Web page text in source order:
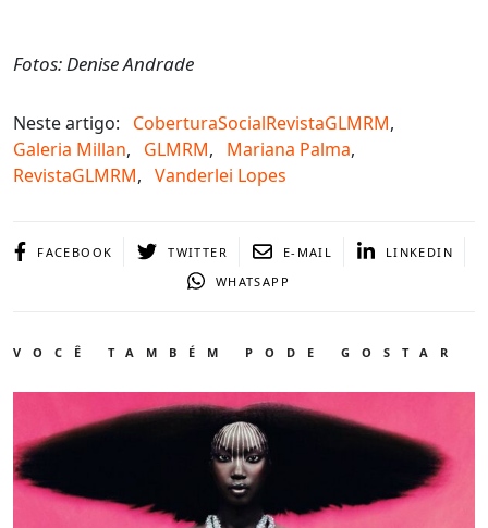
Fotos: Denise Andrade
Neste artigo: CoberturaSocialRevistaGLMRM,
Galeria Millan, GLMRM, Mariana Palma,
RevistaGLMRM, Vanderlei Lopes
FACEBOOK TWITTER E-MAIL
LINKEDIN
WHATSAPP
VOCÊ TAMBÉM PODE GOSTAR